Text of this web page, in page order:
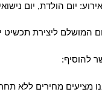
יום הולדת, יום
ליצירת תכשיט
להוסיף:
מציעים מחירים ללא